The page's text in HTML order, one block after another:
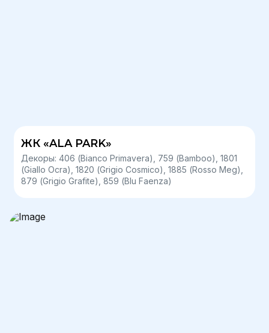
ЖК «ALA PARK»
Декоры: 406 (Bianco Primavera), 759 (Bamboo), 1801
(Giallo Ocra), 1820 (Grigio Cosmico), 1885 (Rosso Meg),
879 (Grigio Grafite), 859 (Blu Faenza)